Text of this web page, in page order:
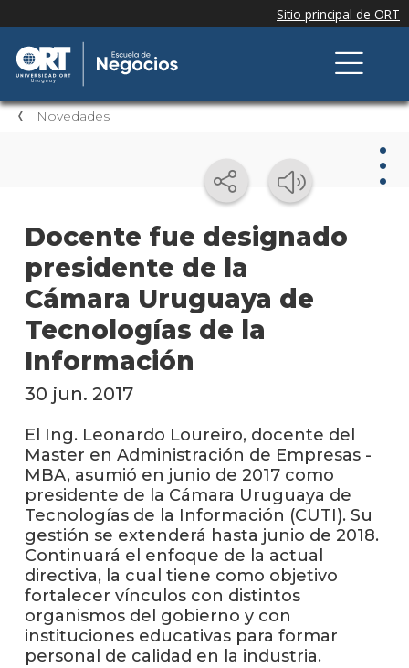
Novedades
Docente fue designado
presidente de la
Cámara Uruguaya de
Tecnologías de la
Información
de
30 jun. 2017
El Ing. Leonardo Loureiro, docente del
Master en Administración de Empresas -
MBA, asumió en junio de 2017 como
presidente de la Cámara Uruguaya de
Tecnologías de la Información (CUTI). Su
gestión se extenderá hasta junio de 2018.
Continuará el enfoque de la actual
directiva, la cual tiene como objetivo
fortalecer vínculos con distintos
organismos del gobierno y con
instituciones educativas para formar
personal de calidad en la industria.